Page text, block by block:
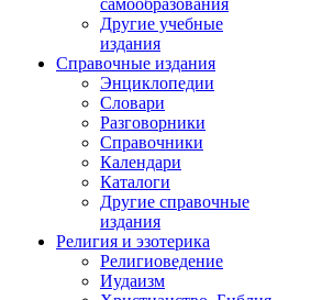
самообразования
Другие учебные
издания
Справочные издания
Энциклопедии
Словари
Разговорники
Справочники
Календари
Каталоги
Другие справочные
издания
Религия и эзотерика
Религиоведение
Иудаизм